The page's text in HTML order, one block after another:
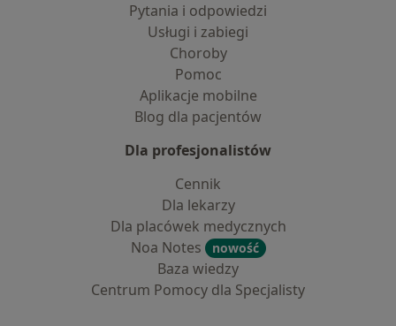
Pytania i odpowiedzi
Usługi i zabiegi
Choroby
Pomoc
Aplikacje mobilne
Blog dla pacjentów
Dla profesjonalistów
Cennik
Dla lekarzy
Dla placówek medycznych
Noa Notes
nowość
Baza wiedzy
Centrum Pomocy dla Specjalisty